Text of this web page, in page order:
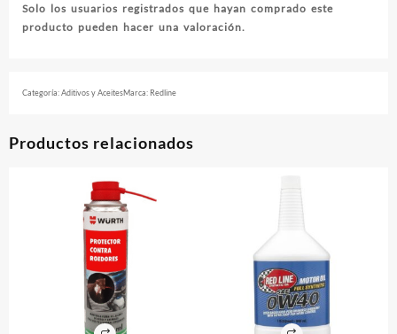
Solo los usuarios registrados que hayan comprado este
producto pueden hacer una valoración.
Categoría:Aditivos y AceitesMarca: Redline
Productos relacionados